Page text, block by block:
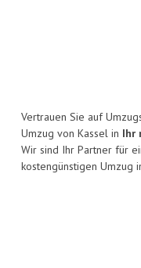
Vertrauen Sie auf
Umzug von Kassel in Ihr
Wir sind Ihr Partner für
kostengünstigen Umzug